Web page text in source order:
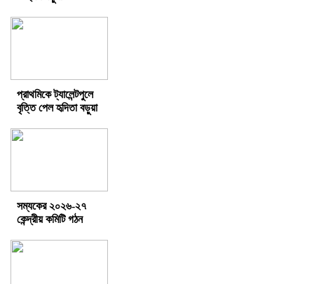
প্রাথমিকে ট্যালেন্টপুলে
বৃত্তি পেল হৃদিতা বড়ুয়া
সম্যকের ২০২৬-২৭
কেন্দ্রীয় কমিটি গঠন